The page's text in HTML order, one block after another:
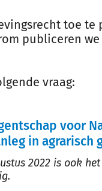
toe
publiceren
vraag:
voor
in agrarisch
2022 is ook